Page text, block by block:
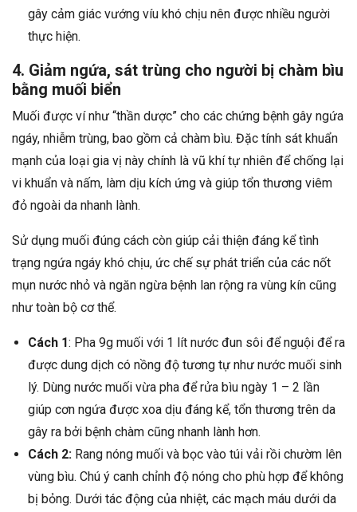
gây cảm giác vướng víu khó chịu nên được nhiều người
thực hiện.
4. Giảm ngứa, sát trùng cho người bị chàm bìu
bằng muối biển
Muối được ví như “thần dược” cho các chứng bệnh gây ngứa
ngáy, nhiễm trùng, bao gồm cả chàm bìu. Đặc tính sát khuẩn
mạnh của loại gia vị này chính là vũ khí tự nhiên để chống lại
vi khuẩn và nấm, làm dịu kích ứng và giúp tổn thương viêm
đỏ ngoài da nhanh lành.
Sử dụng muối đúng cách còn giúp cải thiện đáng kể tình
trạng ngứa ngáy khó chịu, ức chế sự phát triển của các nốt
mụn nước nhỏ và ngăn ngừa bệnh lan rộng ra vùng kín cũng
như toàn bộ cơ thể.
Cách 1: Pha 9g muối với 1 lít nước đun sôi để nguội để ra
được dung dịch có nồng độ tương tự như nước muối sinh
lý. Dùng nước muối vừa pha để rửa bìu ngày 1 – 2 lần
giúp cơn ngứa được xoa dịu đáng kể, tổn thương trên da
gây ra bởi bệnh chàm cũng nhanh lành hơn.
Cách 2: Rang nóng muối và bọc vào túi vải rồi chườm lên
vùng bìu. Chú ý canh chỉnh độ nóng cho phù hợp để không
bị bỏng. Dưới tác động của nhiệt, các mạch máu dưới da